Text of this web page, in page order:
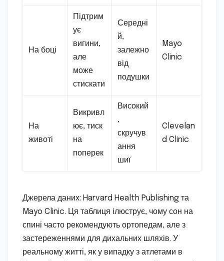
На боці
Підтрим
ує
вигини,
але
може
стискати
Середні
й,
залежно
від
подушки
Mayo
Clinic
На
животі
Викривл
ює, тиск
на
поперек
Високий
,
скручув
ання
шиї
Clevelan
d Clinic
Джерела даних: Harvard Health Publishing та
Mayo Clinic. Ця таблиця ілюструє, чому сон на
спині часто рекомендують ортопедам, але з
застереженнями для дихальних шляхів. У
реальному житті, як у випадку з атлетами в